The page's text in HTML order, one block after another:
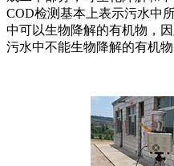
COD检测基本上表示污水中
中可以生物降解的有机物，
污水中不能生物降解的有机物